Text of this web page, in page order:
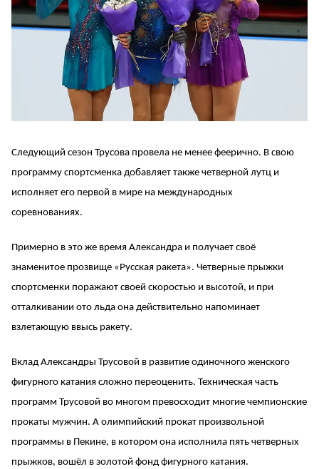
Следующий сезон Трусова провела не менее феерично. В свою
программу спортсменка добавляет также четверной лутц и
исполняет его первой в мире на международных
соревнованиях.
Примерно в это же время Александра и получает своё
знаменитое прозвище «Русская ракета». Четверные прыжки
спортсменки поражают своей скоростью и высотой, и при
отталкивании ото льда она действительно напоминает
взлетающую ввысь ракету.
Вклад Александры Трусовой в развитие одиночного женского
фигурного катания сложно переоценить. Техническая часть
программ Трусовой во многом превосходит многие чемпионские
прокаты мужчин. А олимпийский прокат произвольной
программы в Пекине, в котором она исполнила пять четверных
прыжков, вошёл в золотой фонд фигурного катания.